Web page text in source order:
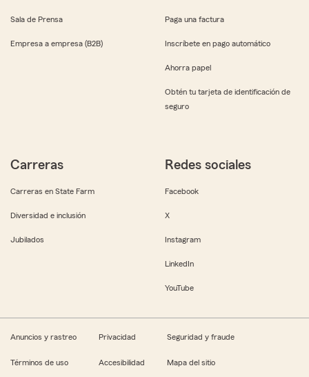
Sala de Prensa
Empresa a empresa (B2B)
Paga una factura
Inscríbete en pago automático
Ahorra papel
Obtén tu tarjeta de identificación de
seguro
Carreras
Carreras en State Farm
Diversidad e inclusión
Jubilados
Redes sociales
Facebook
X
Instagram
LinkedIn
YouTube
Anuncios y rastreo Privacidad Seguridad y fraude
Términos de uso Accesibilidad Mapa del sitio